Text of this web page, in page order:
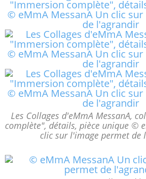
Les Collages d'eMmA MessanA,
complète", détails, pièce unique ©
clic sur l'image permet de